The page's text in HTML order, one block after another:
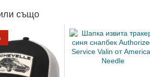
също